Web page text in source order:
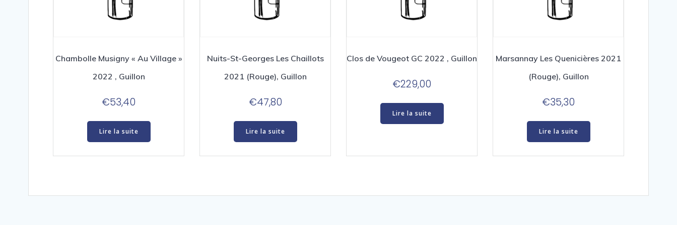
Chambolle Musigny « Au Village »
2022 , Guillon
€53,40
Lire la suite
Nuits-St-Georges Les Chaillots
2021 (Rouge), Guillon
€47,80
Lire la suite
Clos de Vougeot GC 2022 , Guillon
€229,00
Lire la suite
Marsannay Les Quenicières 2021
(Rouge), Guillon
€35,30
Lire la suite